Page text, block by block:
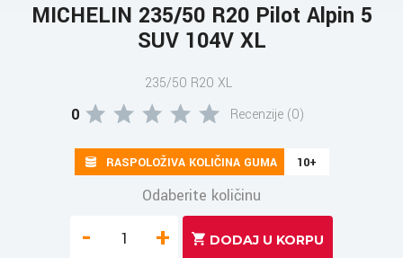
MICHELIN 235/50 R20 Pilot Alpin 5
SUV 104V XL
235/50 R20 XL
0 Recenzije (0)
RASPOLOŽIVA KOLIČINA GUMA 10+
Odaberite količinu
- +